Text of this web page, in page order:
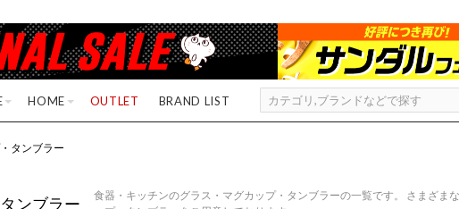
HOME OUTLET BRAND LIST
タンブラー
ンブラー
食器・キッチンのグラス・マグカップ・タンブラーの一覧です。 さまざま